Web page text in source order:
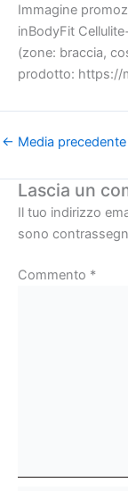
Immagine
inBodyFit
(zone: braccia,
prodotto: https://
← Media precedente
Lascia un
Il tuo indirizzo
sono
Commento *